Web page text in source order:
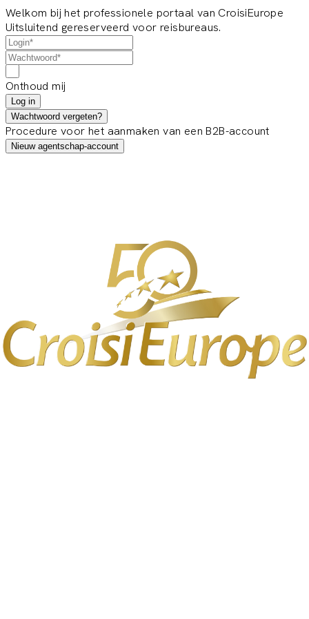
Welkom bij het professionele portaal van CroisiEurope
Uitsluitend gereserveerd voor reisbureaus.
Onthoud mij
Log in
Wachtwoord vergeten?
Procedure voor het aanmaken van een B2B-account
Nieuw agentschap-account